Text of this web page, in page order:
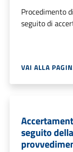
Procedimento
seguito di
VAI ALLA
seguito